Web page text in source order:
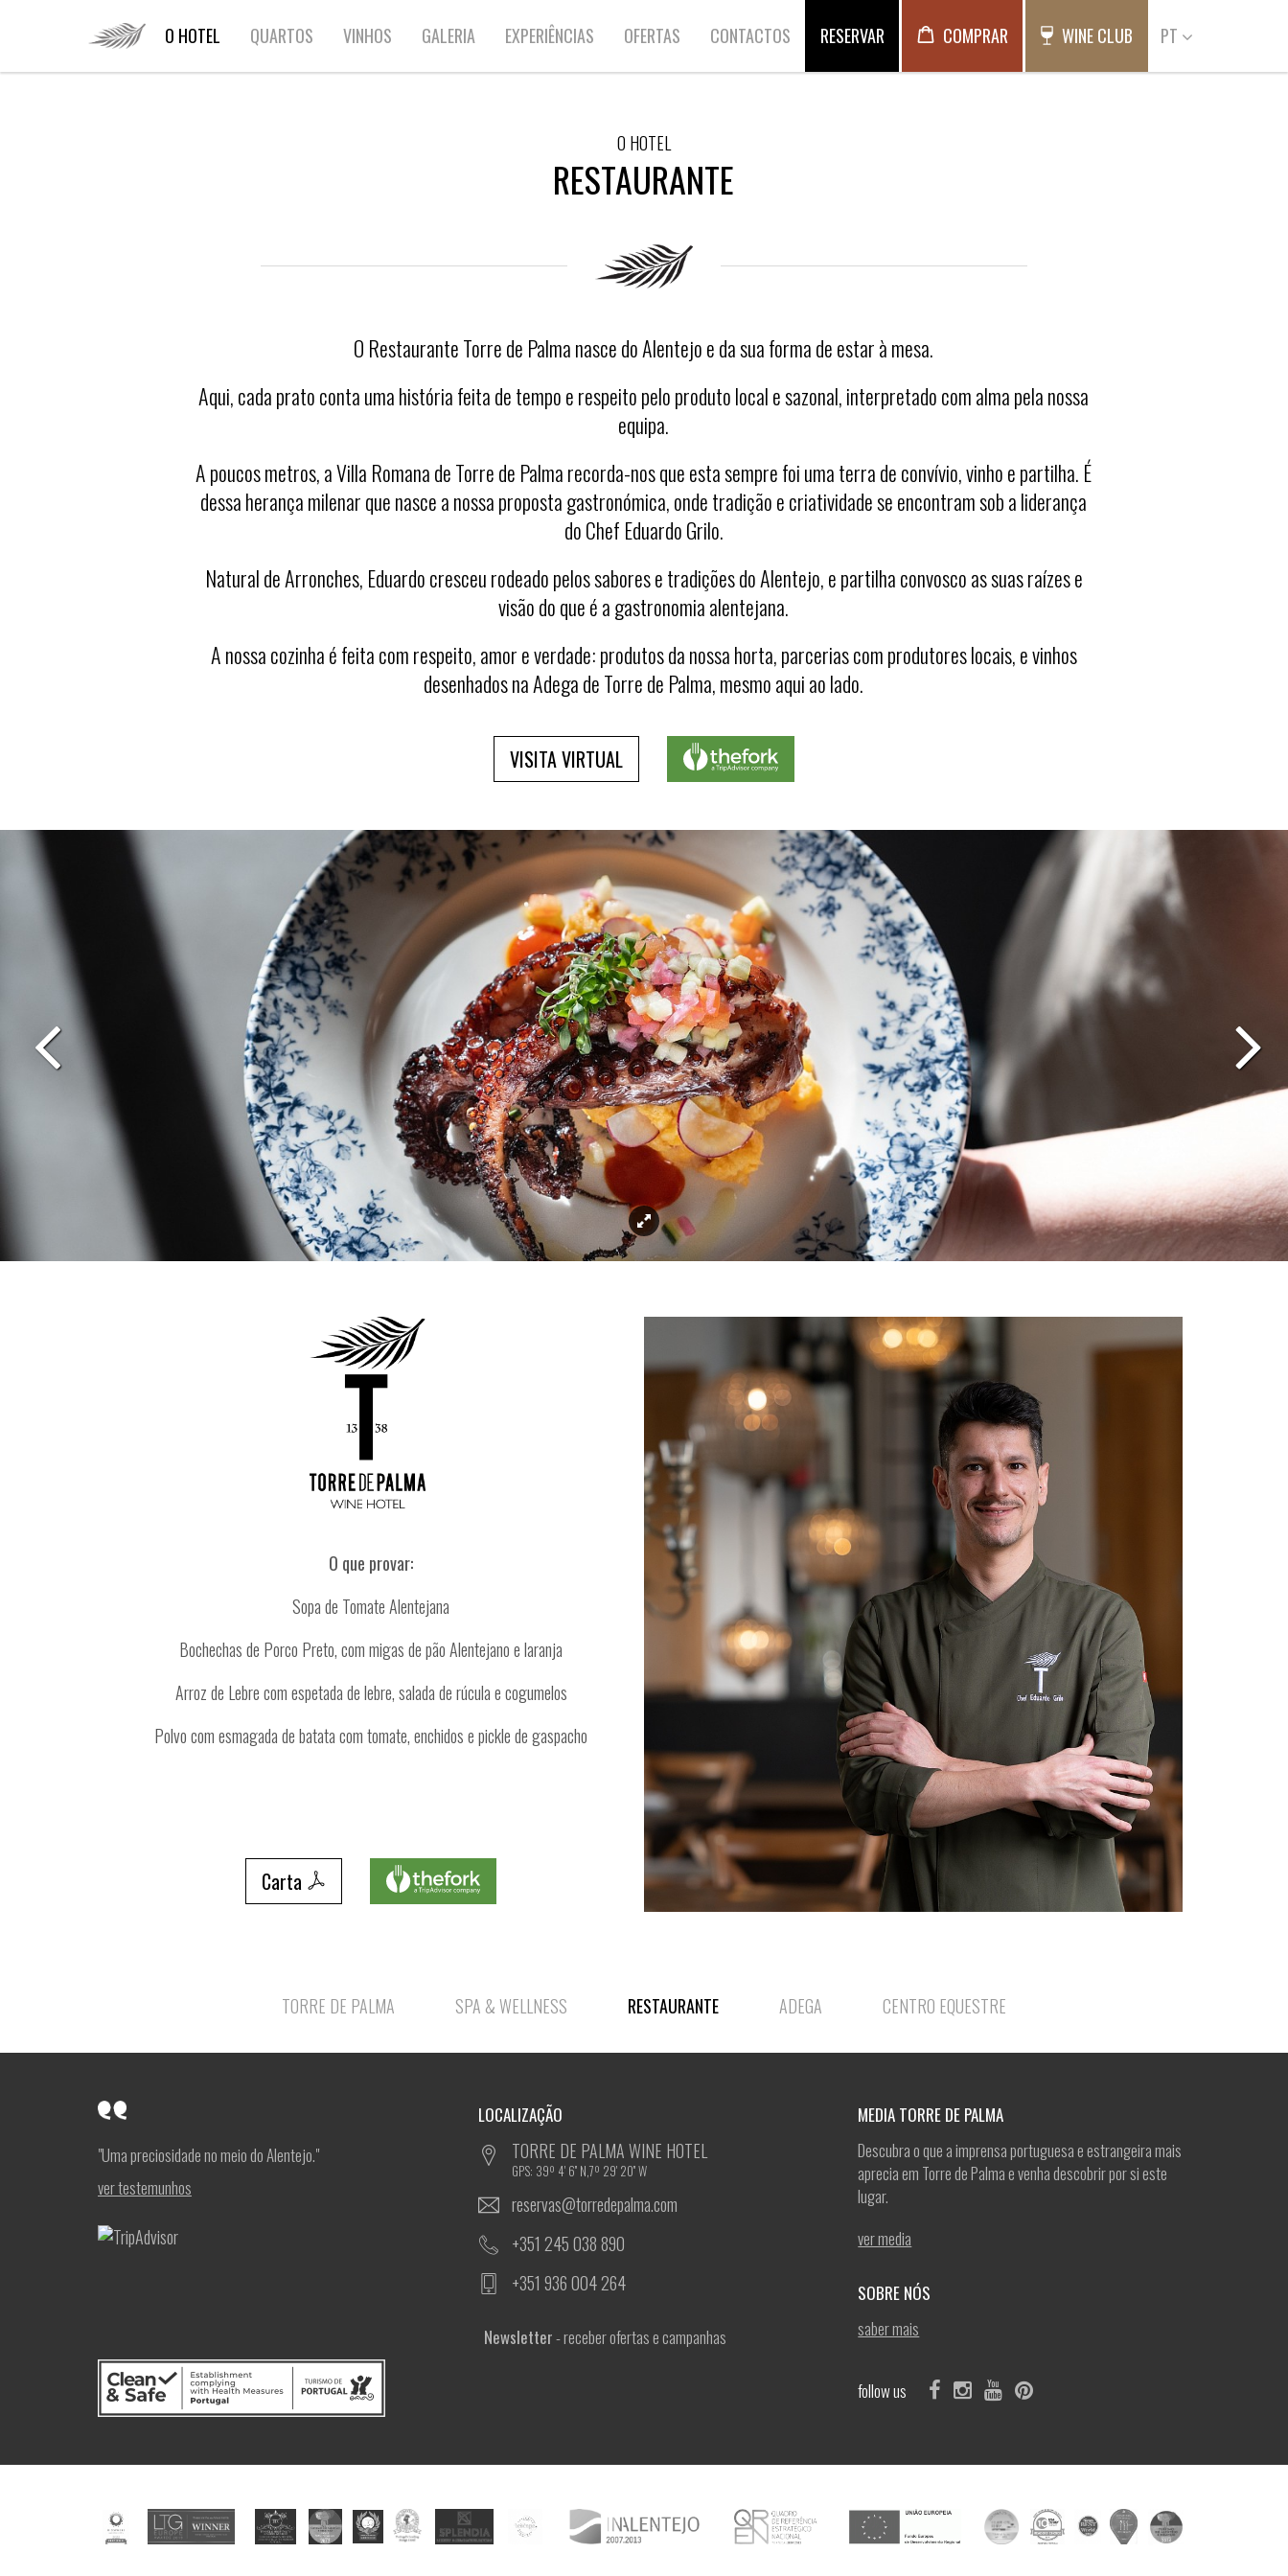
HOME O HOTEL QUARTOS VINHOS GALERIA EXPERIÊNCIAS OFERTAS CONTACTOS RESERVAR COMPRAR WINE CLUB PT
O HOTEL
RESTAURANTE
O Restaurante Torre de Palma nasce do Alentejo e da sua forma de estar à mesa.
Aqui, cada prato conta uma história feita de tempo e respeito pelo produto local e sazonal, interpretado com alma pela nossa
equipa.
A poucos metros,a Villa Romana de Torre de Palmarecorda-nos queesta sempre foiuma terra de convívio, vinho e partilha. É
dessa herança milenar que nascea nossa proposta gastronómica, onde tradiçãoecriatividade seencontram sob a liderança
do Chef Eduardo Grilo.
Natural de Arronches, Eduardo cresceu rodeado pelos sabores e tradições do Alentejo, e partilha convosco as suasraízes e
visão do que é agastronomiaalentejana.
A nossa cozinha é feita comrespeito,amore verdade: produtosda nossa horta, parcerias com produtores locais,e vinhos
desenhadosna Adega de Torre de Palma,mesmo aqui ao lado.
VISITA VIRTUAL
O que provar:
Sopa de Tomate Alentejana
Bochechas de Porco Preto, com migas de pão Alentejano e laranja
Arroz de Lebre com espetada de lebre, salada de rúcula e cogumelos
Polvo com esmagada de batata com tomate, enchidos e pickle de gaspacho
Carta
TORRE DE PALMA SPA & WELLNESS RESTAURANTE ADEGA CENTRO EQUESTRE
"Uma preciosidade no meio do Alentejo."
ver testemunhos
LOCALIZAÇÃO
TORRE DE PALMA WINE HOTEL
GPS: 39º 4' 6'' N,7º 29' 20'' W
reservas@torredepalma.com
+351 245 038 890
+351 936 004 264
Newsletter- receber ofertas e campanhas
MEDIA TORRE DE PALMA
Descubra o que a imprensa portuguesa e estrangeira mais
aprecia em Torre de Palma e venha descobrir por si este
lugar.
ver media
SOBRE NÓS
saber mais
follow us